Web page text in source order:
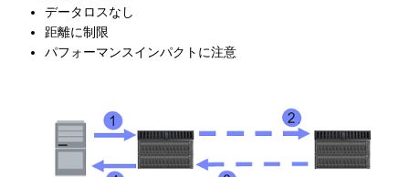
データロスなし
距離に制限
パフォーマンスインパクトに注意